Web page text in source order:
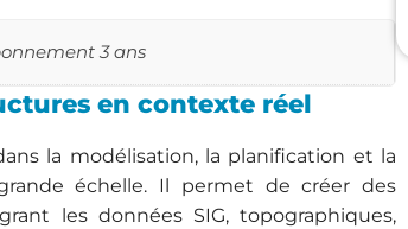
3 ans
en contexte réel
la modélisation, la planification et la
échelle. Il permet de créer des
les données SIG, topographiques,